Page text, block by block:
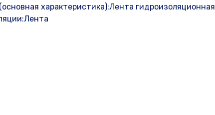
характеристика):Лента гидроизоляционная